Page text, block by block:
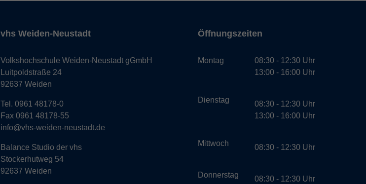
vhs Weiden-Neustadt
Volkshochschule Weiden-Neustadt gGmbH
Luitpoldstraße 24
92637 Weiden
Tel. 0961 48178-0
Fax 0961 48178-55
info@vhs-weiden-neustadt.de
Balance Studio der vhs
Stockerhutweg 54
92637 Weiden
Öffnungszeiten
Montag
Dienstag
Mittwoch
Donnerstag
08:30 - 12:30 Uhr
13:00 - 16:00 Uhr
08:30 - 12:30 Uhr
13:00 - 16:00 Uhr
08:30 - 12:30 Uhr
08:30 - 12:30 Uhr